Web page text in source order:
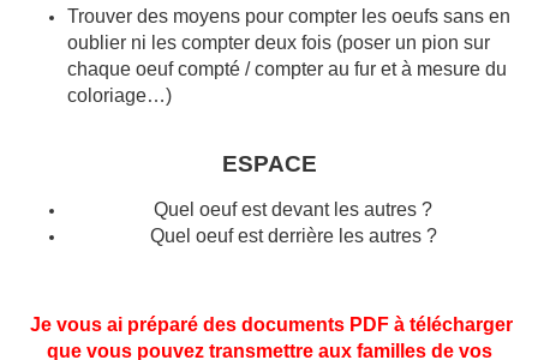
Trouver des moyens pour compter les oeufs sans en
oublier ni les compter deux fois (poser un pion sur
chaque oeuf compté / compter au fur et à mesure du
coloriage…)
ESPACE
Quel oeuf est devant les autres ?
Quel oeuf est derrière les autres ?
Je vous ai préparé des documents PDF à télécharger
que vous pouvez transmettre aux familles de vos